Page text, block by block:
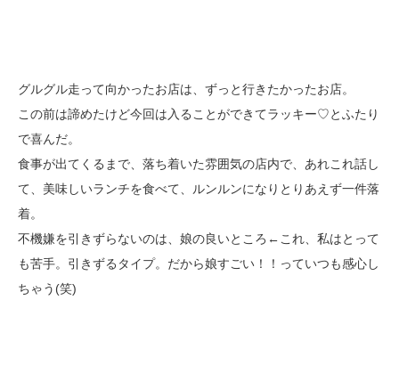
グルグル走って向かったお店は、ずっと行きたかったお店。
この前は諦めたけど今回は入ることができてラッキー♡とふたり
で喜んだ。
食事が出てくるまで、落ち着いた雰囲気の店内で、あれこれ話し
て、美味しいランチを食べて、ルンルンになりとりあえず一件落
着。
不機嫌を引きずらないのは、娘の良いところ←これ、私はとって
も苦手。引きずるタイプ。だから娘すごい！！っていつも感心し
ちゃう(笑)